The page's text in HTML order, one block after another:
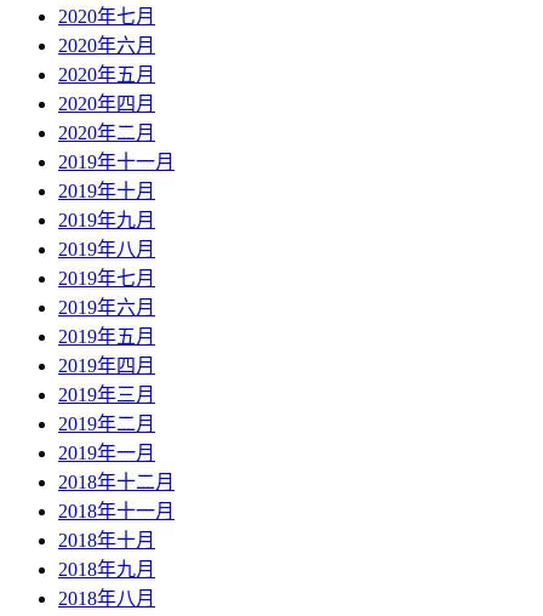
2020年七月
2020年六月
2020年五月
2020年四月
2020年二月
2019年十一月
2019年十月
2019年九月
2019年八月
2019年七月
2019年六月
2019年五月
2019年四月
2019年三月
2019年二月
2019年一月
2018年十二月
2018年十一月
2018年十月
2018年九月
2018年八月